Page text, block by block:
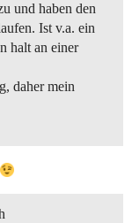
und haben den
Ist v.a. ein
halt an einer
daher mein